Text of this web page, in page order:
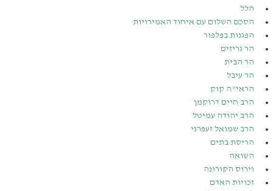
הלל
הסכם השלום עם איחוד האמירויות
הפגנות בפלפור
הר גריזים
הר הבית
הר עיבל
הראי”ה קוק
הרב חיים דרוקמן
הרב יהודה עמיטל
הרב שמואל זעפרני
הריסת בתים
השואה
וירוס הקורונה
זכויות האדם